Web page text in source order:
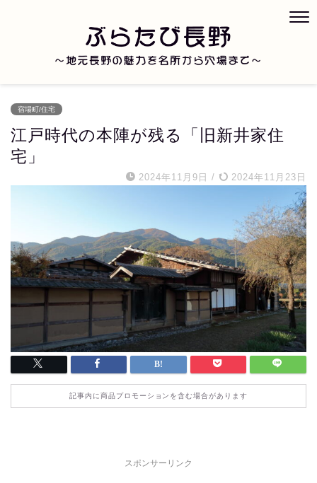
宿場町/住宅
江戸時代の本陣が残る「旧新井家住
宅」
2024年11月9日 / 2024年11月23日
記事内に商品プロモーションを含む場合があります
スポンサーリンク